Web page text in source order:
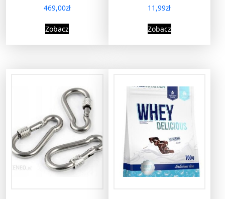
469,00zł
Zobacz
11,99zł
Zobacz